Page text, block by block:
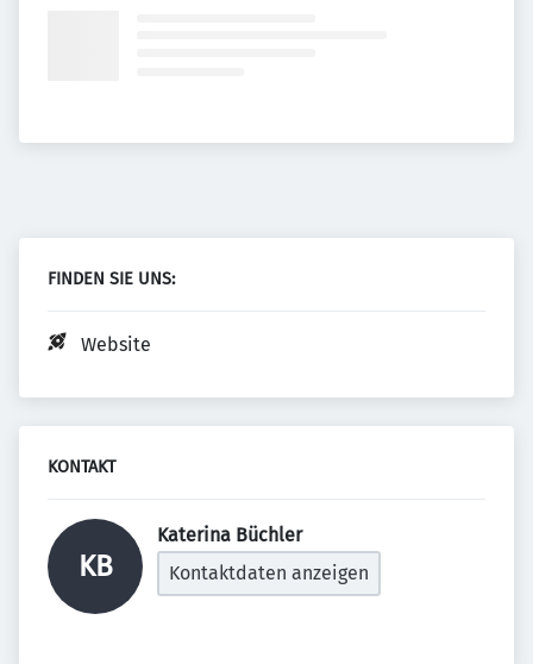
FINDEN SIE UNS:
Website
KONTAKT
KB
Katerina Büchler
Kontaktdaten anzeigen